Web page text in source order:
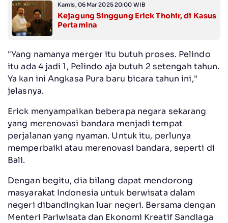
Kamis, 06 Mar 2025 20:00 WIB
Kejagung Singgung Erick Thohir, di Kasus
Pertamina
"Yang namanya merger itu butuh proses. Pelindo
itu ada 4 jadi 1, Pelindo aja butuh 2 setengah tahun.
Ya kan ini Angkasa Pura baru bicara tahun ini,"
jelasnya.
Erick menyampaikan beberapa negara sekarang
yang merenovasi bandara menjadi tempat
perjalanan yang nyaman. Untuk itu, perlunya
memperbaiki atau merenovasi bandara, seperti di
Bali.
Dengan begitu, dia bilang dapat mendorong
masyarakat Indonesia untuk berwisata dalam
negeri dibandingkan luar negeri. Bersama dengan
Menteri Pariwisata dan Ekonomi Kreatif Sandiaga